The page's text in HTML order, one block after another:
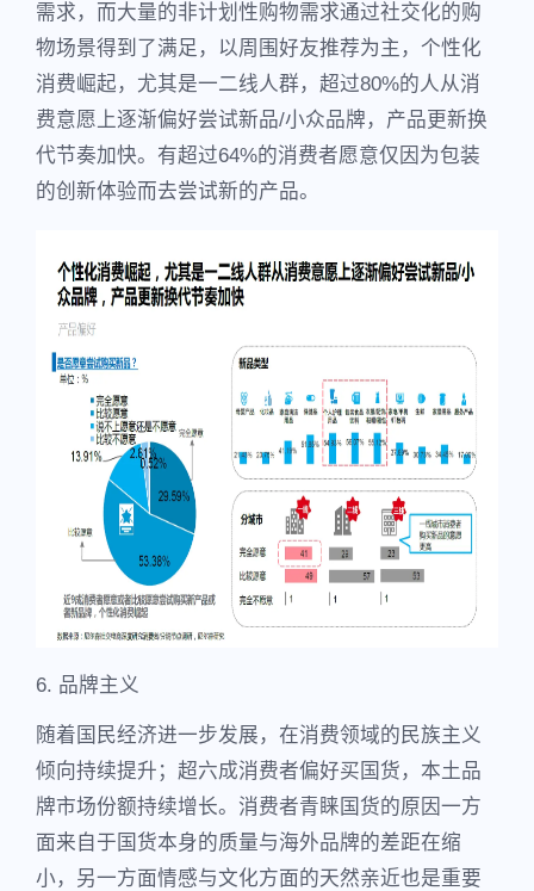
需求，而大量的非计划性购物需求通过社交化的购
物场景得到了满足，以周围好友推荐为主，个性化
消费崛起，尤其是一二线人群，超过80%的人从消
费意愿上逐渐偏好尝试新品/小众品牌，产品更新换
代节奏加快。有超过64%的消费者愿意仅因为包装
的创新体验而去尝试新的产品。
6. 品牌主义
随着国民经济进一步发展，在消费领域的民族主义
倾向持续提升；超六成消费者偏好买国货，本土品
牌市场份额持续增长。消费者青睐国货的原因一方
面来自于国货本身的质量与海外品牌的差距在缩
小，另一方面情感与文化方面的天然亲近也是重要